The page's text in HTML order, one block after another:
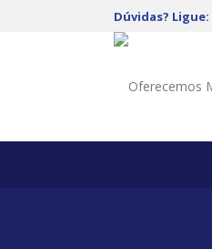
Dúvidas? Ligue: